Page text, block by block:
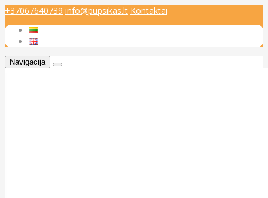
+37067640739 info@pupsikas.lt Kontaktai
Navigacija